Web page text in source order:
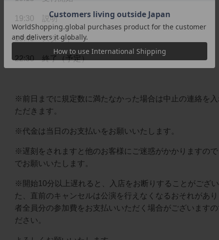
19:30 説明
19:40 スタート
22:30 終了（予定）
※前日までに規定数に満たなかった場合は中止の連絡を
ただきます。
※代金は当日のお支払いをお願いいたします。
※遅刻をされますと他のお客様にご迷惑がかかりますの
でお願いいたします。
※開始10分以上遅れると、入店をお断りすることがござ
た、直前のキャンセルは公演を行えなくなるおそれがあ
者全員分の参加費をお支払いいただく場合がございます
ださい。